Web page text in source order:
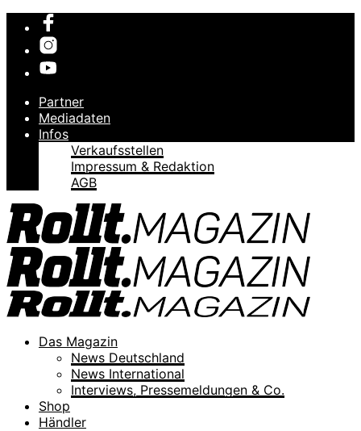
Partner
Mediadaten
Infos
Verkaufsstellen
Impressum & Redaktion
AGB
Das Magazin
News Deutschland
News International
Interviews, Pressemeldungen & Co.
Shop
Händler